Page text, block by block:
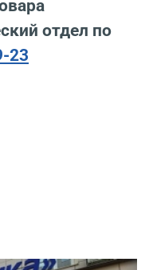
отдел по
23